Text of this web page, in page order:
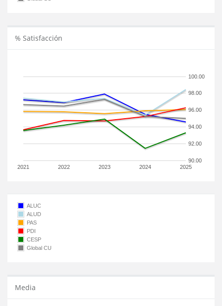
% Satisfacción
2021 2022 2023 2024 2025
90.00
92.00
94.00
96.00
98.00
100.00
ALUC
ALUD
PAS
PDI
CESP
Global CU
Media